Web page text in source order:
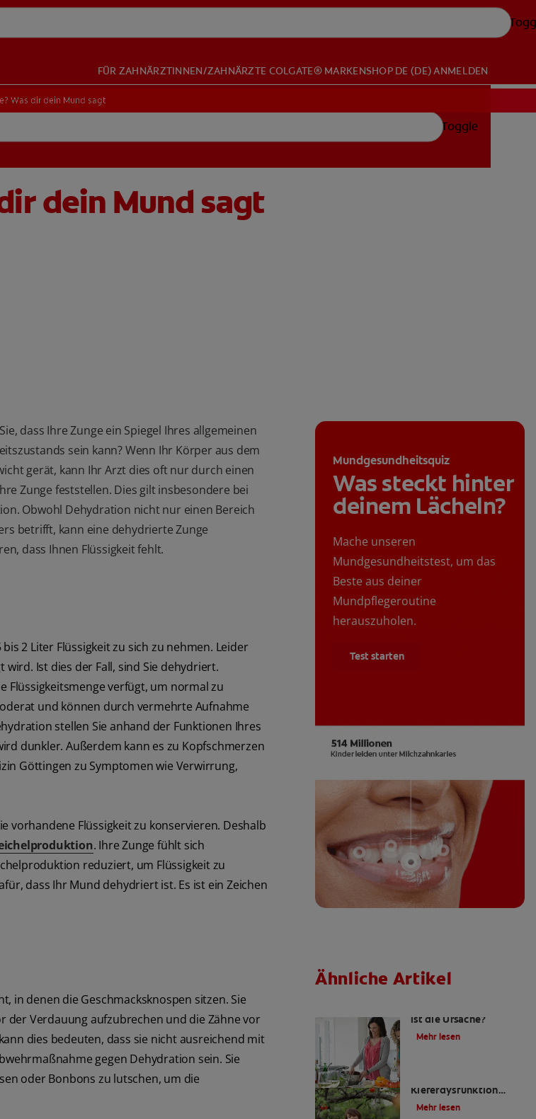
ANMELDEN
FÜR ZAHNÄRZTINNEN/ZAHNÄRZTE COLGATE® MARKENSHOP DE (DE)ANMELDEN
Toggle
Was dir dein Mund sagt
dein Mund sagt
dass Ihre Zunge ein Spiegel Ihres allgemeinen
sein kann? Wenn Ihr Körper aus dem
gerät, kann Ihr Arzt dies oft nur durch einen
Zunge feststellen. Dies gilt insbesondere bei
Obwohl Dehydration nicht nur einen Bereich
betrifft, kann eine dehydrierte Zunge
dass Ihnen Flüssigkeit fehlt.
2 Liter Flüssigkeit zu sich zu nehmen. Leider
Ist dies der Fall, sind Sie dehydriert.
verfügt, um normal zu
und können durch vermehrte Aufnahme
stellen Sie anhand der Funktionen Ihres
dunkler. Außerdem kann es zu Kopfschmerzen
Göttingen zu Symptomen wie Verwirrung,
vorhandene Flüssigkeit zu konservieren. Deshalb
. Ihre Zunge fühlt sich
reduziert, um Flüssigkeit zu
dass Ihr Mund dehydriert ist. Es ist ein Zeichen
in denen die Geschmacksknospen sitzen. Sie
der Verdauung aufzubrechen und die Zähne vor
dies bedeuten, dass sie nicht ausreichend mit
gegen Dehydration sein. Sie
oder Bonbons zu lutschen, um die
Mundgesundheitsquiz
Was steckt hinter
deinem Lächeln?
Mache unseren
Mundgesundheitstest, um das
Beste aus deiner
Mundpflegeroutine
herauszuholen.
Test starten
Ähnliche Artikel
ist die Ursache?
Mehr lesen
Kieferdysfunktion
(CMD) | Colgate
Mehr lesen